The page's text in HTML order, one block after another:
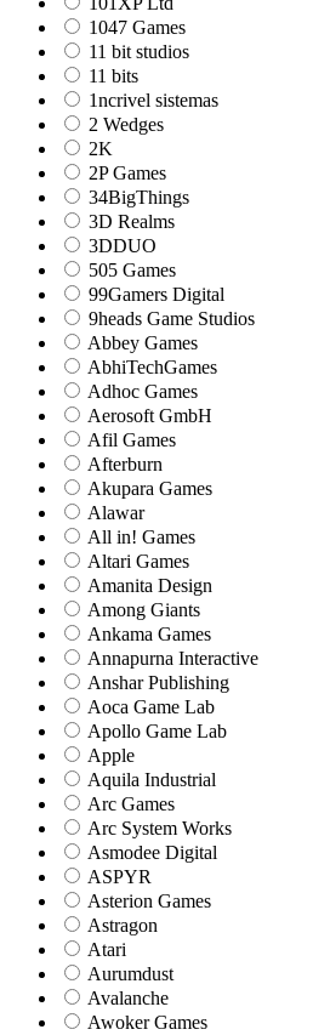
1047 Games
11 bit studios
11 bits
1ncrivel sistemas
2 Wedges
2K
2P Games
34BigThings
3D Realms
3DDUO
505 Games
99Gamers Digital
9heads Game Studios
Abbey Games
AbhiTechGames
Adhoc Games
Aerosoft GmbH
Afil Games
Afterburn
Akupara Games
Alawar
All in! Games
Altari Games
Amanita Design
Among Giants
Ankama Games
Annapurna Interactive
Anshar Publishing
Aoca Game Lab
Apollo Game Lab
Apple
Aquila Industrial
Arc Games
Arc System Works
Asmodee Digital
ASPYR
Asterion Games
Astragon
Atari
Aurumdust
Avalanche
Awoker Games